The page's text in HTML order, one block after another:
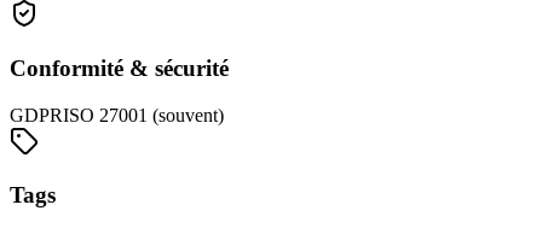
Conformité & sécurité
GDPRISO 27001 (souvent)
Tags